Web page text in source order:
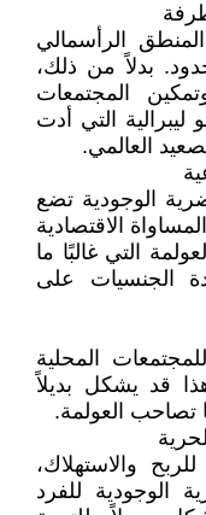
الرأسمالي
بدلاً من ذلك،
المجتمعات
ليبرالية التي أدت
العالمي.
الوجودية تضع
الاقتصادية
التي غالبًا ما
الجنسيات على
المحلية
قد يشكل بديلاً
تصاحب العولمة.
والاستهلاك،
الوجودية للفرد